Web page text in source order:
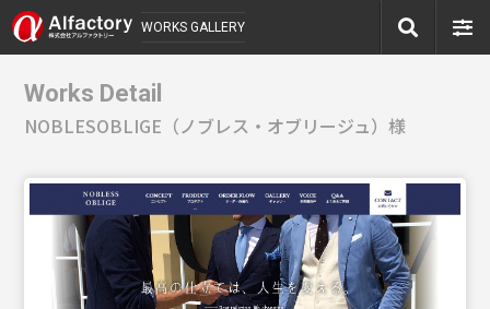
WORKS GALLERY
Works Detail
NOBLESOBLIGE（ノブレス・オブリージュ）様